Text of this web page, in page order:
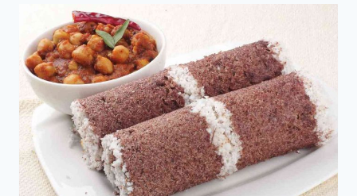
കറുമുറെ
തിന്നാൻ
രുചിയൂറും
അച്ചപ്പം
എളുപ്പം
ഉണ്ടാക്കാം!
|
KERALA
TRADITIONAL
STYLE
ACHAPPAM